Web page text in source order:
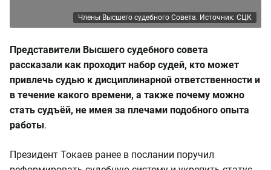
Члены Высшего судебного Совета. Источник: СЦК
Представители Высшего судебного совета
рассказали как проходит набор судей, кто может
привлечь судью к дисциплинарной ответственности и
в течение какого времени, а также почему можно
стать судъёй, не имея за плечами подобного опыта
работы.
Президент Токаев ранее в послании поручил